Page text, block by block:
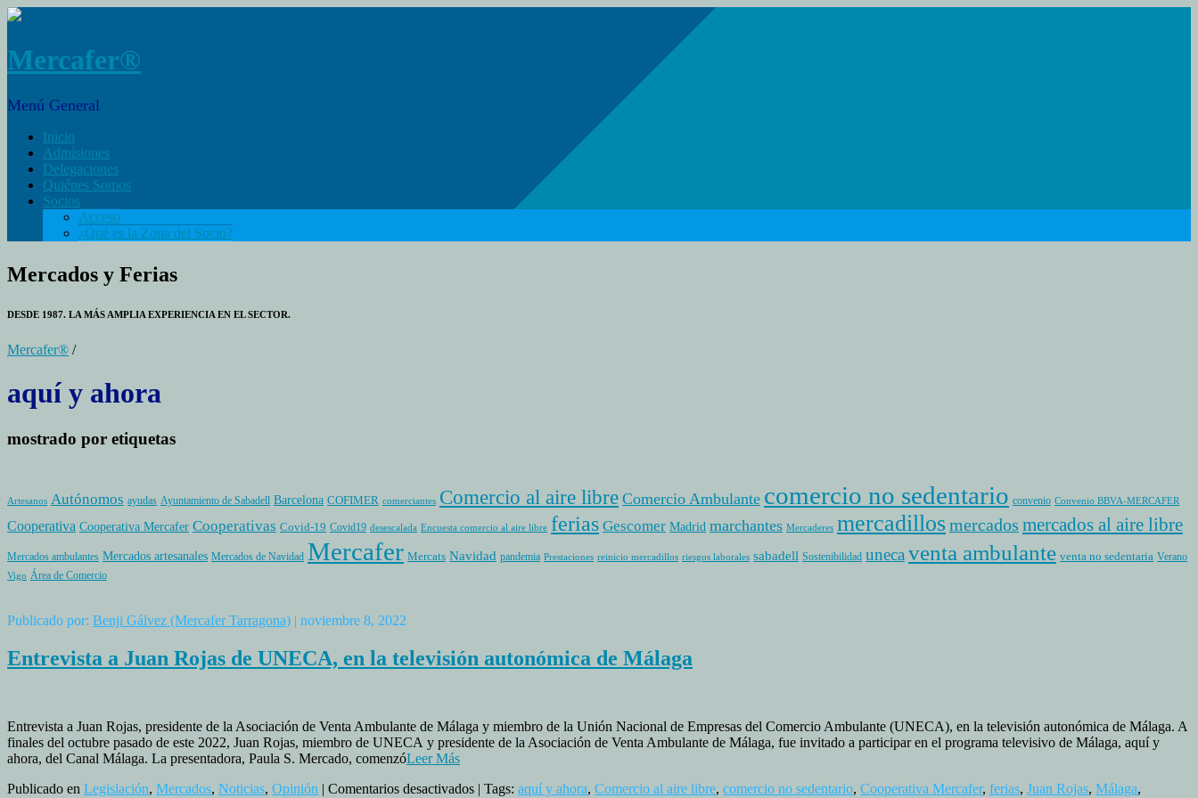
Mercafer®
Menú General
Inicio
Admisiones
Delegaciones
Quiénes Somos
Socios
Acceso
¿Qué es la Zona del Socio?
Mercados y Ferias
DESDE 1987. LA MÁS AMPLIA EXPERIENCIA EN EL SECTOR.
Mercafer® /
aquí y ahora
mostrado por etiquetas
Artesanos Autónomos ayudas Ayuntamiento de Sabadell Barcelona COFIMER comerciantes Comercio al aire libre Comercio Ambulante comercio no sedentario convenio Convenio BBVA-MERCAFER
Cooperativa Cooperativa Mercafer Cooperativas Covid-19 Covid19 desescalada Encuesta comercio al aire libre ferias Gescomer Madrid marchantes Mercaderes mercadillosmercados mercados al aire libre
Mercados ambulantes Mercados artesanales Mercados de Navidad Mercafer Mercats Navidad pandemia Prestaciones reinicio mercadillos riesgos laborales sabadell Sostenibilidad unecaventa ambulante venta no sedentaria Verano
Vigo Área de Comercio
Publicado por: Benji Gálvez (Mercafer Tarragona) | noviembre 8, 2022
Entrevista a Juan Rojas de UNECA, en la televisión autonómica de Málaga
Entrevista a Juan Rojas, presidente de la Asociación de Venta Ambulante de Málaga y miembro de la Unión Nacional de Empresas del Comercio Ambulante (UNECA), en la televisión autonómica de Málaga. A
finales del octubre pasado de este 2022, Juan Rojas, miembro de UNECA y presidente de la Asociación de Venta Ambulante de Málaga, fue invitado a participar en el programa televisivo de Málaga, aquí y
ahora, del Canal Málaga. La presentadora, Paula S. Mercado, comenzóLeer Más
Publicado en Legislación, Mercados, Noticias, Opinión | Comentarios desactivadosen| Tags: aquí y ahora, Comercio al aire libre, comercio no sedentario, Cooperativa Mercafer, ferias, Juan Rojas, Málaga,